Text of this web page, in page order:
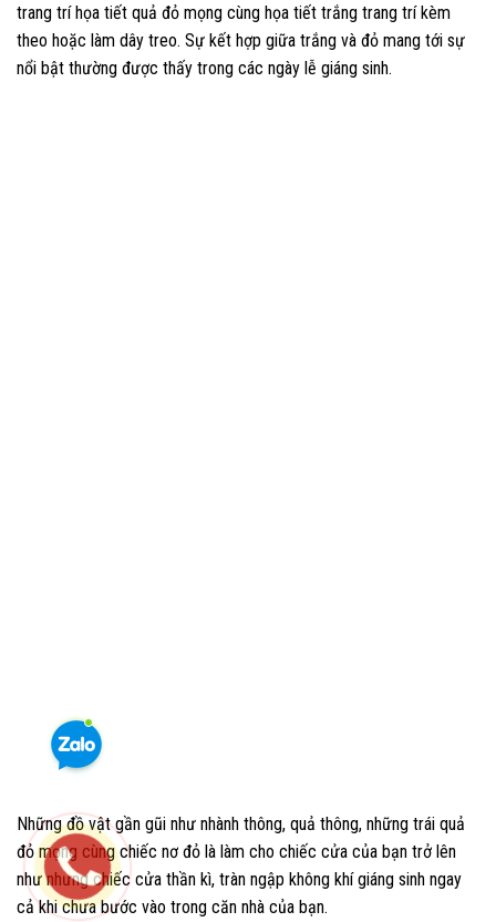
trang trí họa tiết quả đỏ mọng cùng họa tiết trắng trang trí kèm
theo hoặc làm dây treo. Sự kết hợp giữa trắng và đỏ mang tới sự
nổi bật thường được thấy trong các ngày lễ giáng sinh.
Những đồ vật gần gũi như nhành thông, quả thông, những trái quả
đỏ mọng cùng chiếc nơ đỏ là làm cho chiếc cửa của bạn trở lên
như nhưng chiếc cửa thần kì, tràn ngập không khí giáng sinh ngay
cả khi chưa bước vào trong căn nhà của bạn.